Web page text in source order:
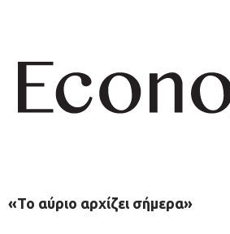
«Το αύριο αρχίζει σήμερα»